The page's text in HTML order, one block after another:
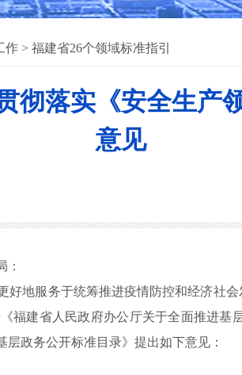
作 > 福建省26个领域标准指引
彻落实《安全生产
意见
：
服务于统筹推进疫情防控和经济社会
福建省人民政府办公厅关于全面推进基
政务公开标准目录》提出如下意见：